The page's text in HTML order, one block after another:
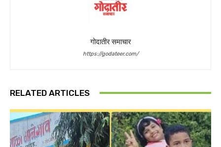
गोदातीर समाचार
https://godateer.com/
RELATED ARTICLES